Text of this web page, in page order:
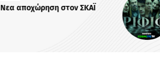
Νεα αποχώρηση στον ΣΚΑΪ